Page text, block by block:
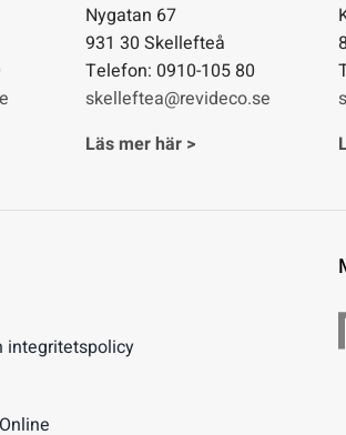
Nygatan 67
931 30 Skellefteå
Telefon: 0910-105 80
skelleftea@revideco.se
Läs mer här >
integritetspolicy